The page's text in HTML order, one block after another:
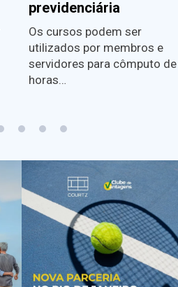
previdenciária
Os cursos podem ser
utilizados por membros e
servidores para cômputo de
horas…